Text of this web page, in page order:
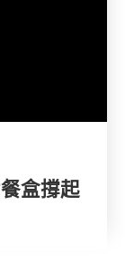
盒撐起